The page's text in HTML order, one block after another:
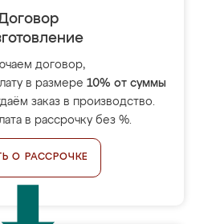
договор,
в размере 10% от суммы
заказ в производство.
в рассрочку без %.
О РАССРОЧКЕ